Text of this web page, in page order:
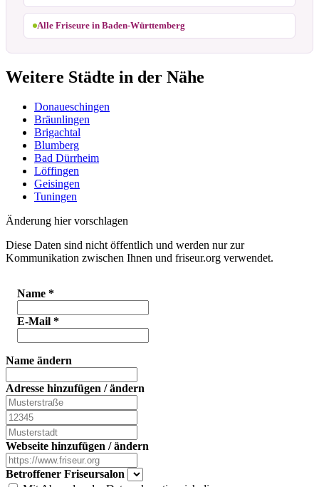
Alle Friseure in Baden-Württemberg
Weitere Städte in der Nähe
Donaueschingen
Bräunlingen
Brigachtal
Blumberg
Bad Dürrheim
Löffingen
Geisingen
Tuningen
Änderung hier vorschlagen
Diese Daten sind nicht öffentlich und werden nur zur
Kommunikation zwischen Ihnen und friseur.org verwendet.
Name *
E-Mail *
Name ändern
Adresse hinzufügen / ändern
Webseite hinzufügen / ändern
Betroffener Friseursalon